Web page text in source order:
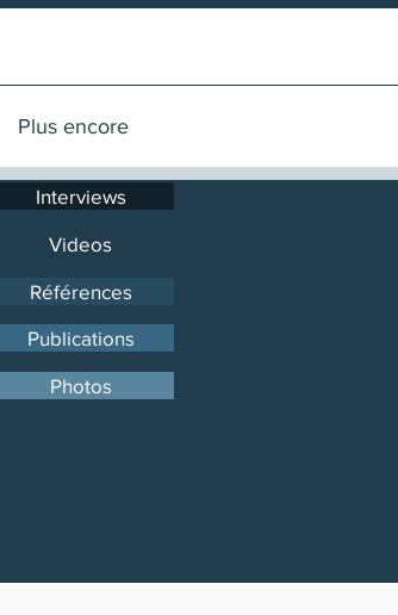
Plus encore
Interviews
Videos
Références
Publications
Photos
Plus encore